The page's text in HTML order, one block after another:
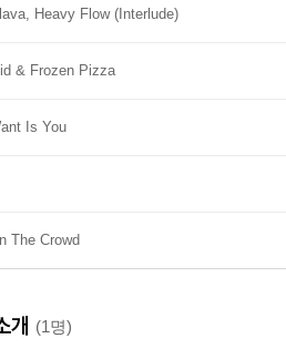
Heavy Flow (Interlude)
& Frozen Pizza
Is You
The Crowd
개 (1명)